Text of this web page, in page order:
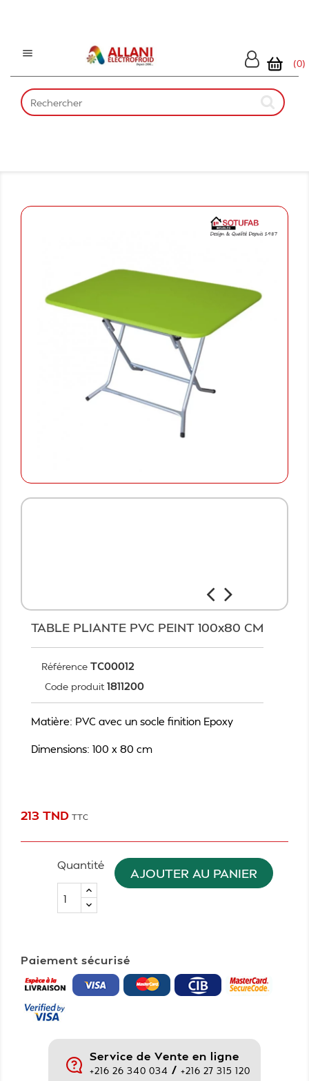

(0)
TABLE PLIANTE PVC PEINT 100x80 CM
Référence TC00012
Code produit 1811200
Matière: PVC avec un socle finition Epoxy
Dimensions: 100 x 80 cm
213 TND TTC
Quantité
AJOUTER AU PANIER
Paiement sécurisé
Service de Vente en ligne
+216 26 340 034 / +216 27 315 120